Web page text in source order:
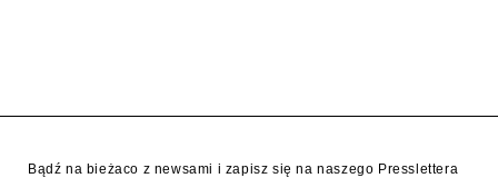
Bądź na bieżaco z newsami i zapisz się na naszego Presslettera